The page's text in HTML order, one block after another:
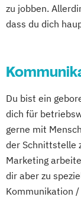
zu jobben.
dass du dich
Du bist ein
dich für
gerne mit
der Schnittstelle
Marketing
dir aber zu
Kommunikation /